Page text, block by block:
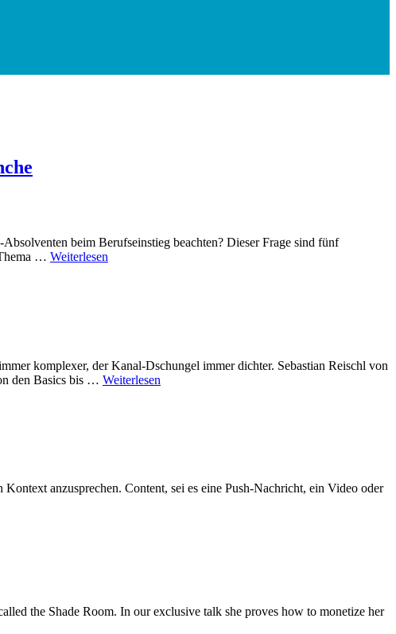
beim Berufseinstieg beachten? Dieser Frage sind fünf
… Weiterlesen
komplexer, der Kanal-Dschungel immer dichter. Sebastian Reischl von
den Basics bis … Weiterlesen
anzusprechen. Content, sei es eine Push-Nachricht, ein Video oder
the Shade Room. In our exclusive talk she proves how to monetize her